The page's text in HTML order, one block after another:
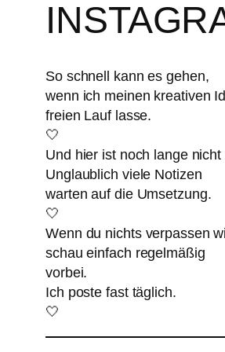
So schnell kann es gehen,
wenn ich meinen kreativen
freien Lauf lasse.
🤍
Und hier ist noch lange nicht
Unglaublich viele Notizen
warten auf die Umsetzung.
🤍
Wenn du nichts verpassen
schau einfach regelmäßig
vorbei.
Ich poste fast täglich.
🤍